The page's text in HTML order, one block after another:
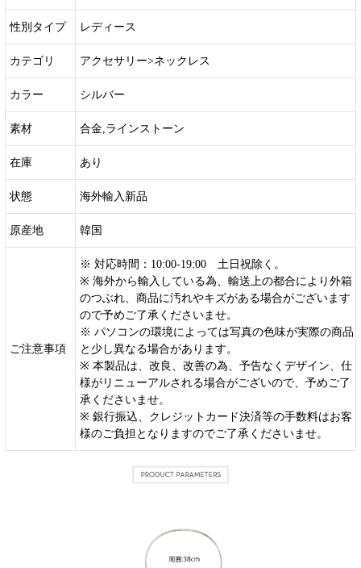
性別タイプ レディース
カテゴリ アクセサリー>ネックレス
カラー シルバー
素材 合金,ラインストーン
在庫 あり
状態 海外輸入新品
原産地 韓国
ご注意事項
※ 対応時間：10:00-19:00 土日祝除く。
※ 海外から輸入している為、輸送上の都合により外箱
のつぶれ、商品に汚れやキズがある場合がございます
ので予めご了承くださいませ。
※ パソコンの環境によっては写真の色味が実際の商品
と少し異なる場合があります。
※ 本製品は、改良、改善の為、予告なくデザイン、仕
様がリニューアルされる場合がございので、予めご了
承くださいませ。
※ 銀行振込、クレジットカード決済等の手数料はお客
様のご負担となりますのでご了承くださいませ。